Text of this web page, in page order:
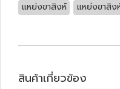
แหย่งขาสิงห์
แหย่งขาสิง
สินค้าเกี่ยวข้อง